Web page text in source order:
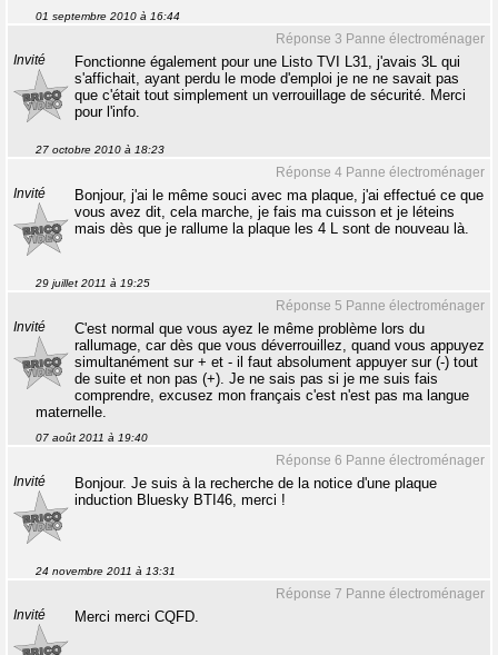
01 septembre 2010 à 16:44
Réponse 3 Panne électroménager
Invité
Fonctionne également pour une Listo TVI L31, j'avais 3L qui
s'affichait, ayant perdu le mode d'emploi je ne ne savait pas
que c'était tout simplement un verrouillage de sécurité. Merci
pour l'info.
27 octobre 2010 à 18:23
Réponse 4 Panne électroménager
Invité
Bonjour, j'ai le même souci avec ma plaque, j'ai effectué ce que
vous avez dit, cela marche, je fais ma cuisson et je léteins
mais dès que je rallume la plaque les 4 L sont de nouveau là.
29 juillet 2011 à 19:25
Réponse 5 Panne électroménager
Invité
C'est normal que vous ayez le même problème lors du
rallumage, car dès que vous déverrouillez, quand vous appuyez
simultanément sur + et - il faut absolument appuyer sur (-) tout
de suite et non pas (+). Je ne sais pas si je me suis fais
comprendre, excusez mon français c'est n'est pas ma langue
maternelle.
07 août 2011 à 19:40
Réponse 6 Panne électroménager
Invité
Bonjour. Je suis à la recherche de la notice d'une plaque
induction Bluesky BTI46, merci !
24 novembre 2011 à 13:31
Réponse 7 Panne électroménager
Invité Merci merci CQFD.